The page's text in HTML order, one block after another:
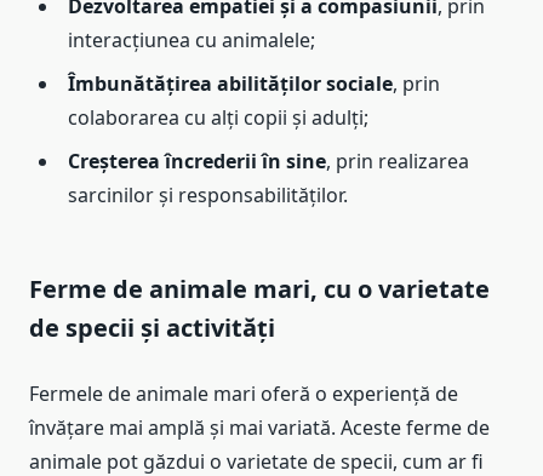
Dezvoltarea empatiei și a compasiunii, prin
interacțiunea cu animalele;
Îmbunătățirea abilităților sociale, prin
colaborarea cu alți copii și adulți;
Creșterea încrederii în sine, prin realizarea
sarcinilor și responsabilităților.
Ferme de animale mari, cu o varietate
de specii și activități
Fermele de animale mari oferă o experiență de
învățare mai amplă și mai variată. Aceste ferme de
animale pot găzdui o varietate de specii, cum ar fi